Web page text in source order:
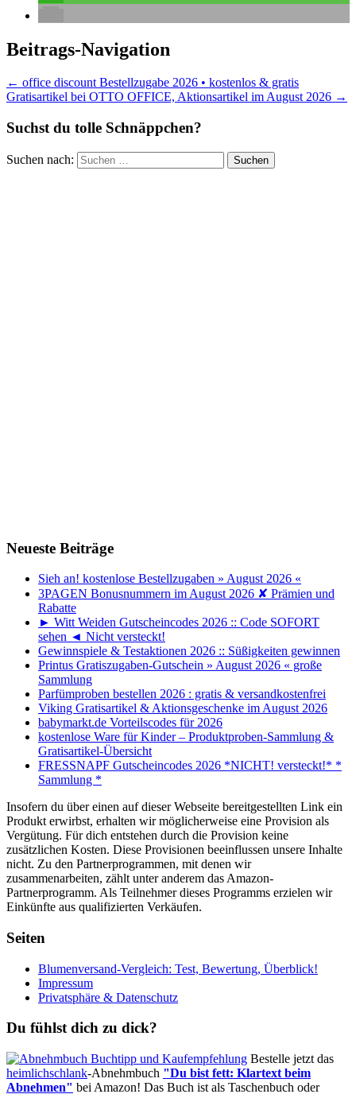
Beitrags-Navigation
← office discount Bestellzugabe 2026 • kostenlos & gratis
Gratisartikel bei OTTO OFFICE, Aktionsartikel im August 2026 →
Suchst du tolle Schnäppchen?
Suchen nach:
Neueste Beiträge
Sieh an! kostenlose Bestellzugaben » August 2026 «
3PAGEN Bonusnummern im August 2026 ✘ Prämien und
Rabatte
► Witt Weiden Gutscheincodes 2026 :: Code SOFORT
sehen ◄ Nicht versteckt!
Gewinnspiele & Testaktionen 2026 :: Süßigkeiten gewinnen
Printus Gratiszugaben-Gutschein » August 2026 « große
Sammlung
Parfümproben bestellen 2026 : gratis & versandkostenfrei
Viking Gratisartikel & Aktionsgeschenke im August 2026
babymarkt.de Vorteilscodes für 2026
kostenlose Ware für Kinder – Produktproben-Sammlung &
Gratisartikel-Übersicht
FRESSNAPF Gutscheincodes 2026 *NICHT! versteckt!* *
Sammlung *
Insofern du über einen auf dieser Webseite bereitgestellten Link ein
Produkt erwirbst, erhalten wir möglicherweise eine Provision als
Vergütung. Für dich entstehen durch die Provision keine
zusätzlichen Kosten. Diese Provisionen beeinflussen unsere Inhalte
nicht. Zu den Partnerprogrammen, mit denen wir
zusammenarbeiten, zählt unter anderem das Amazon-
Partnerprogramm. Als Teilnehmer dieses Programms erzielen wir
Einkünfte aus qualifizierten Verkäufen.
Seiten
Blumenversand-Vergleich: Test, Bewertung, Überblick!
Impressum
Privatsphäre & Datenschutz
Du fühlst dich zu dick?
Bestelle jetzt das
heimlichschlank-Abnehmbuch "Du bist fett: Klartext beim
Abnehmen" bei Amazon! Das Buch ist als Taschenbuch oder